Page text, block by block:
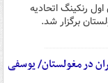
مقدماتی ۳ وزن اول رنکینگ اتحادیه
برگزار شد.
در مغولستان/ یوسفی